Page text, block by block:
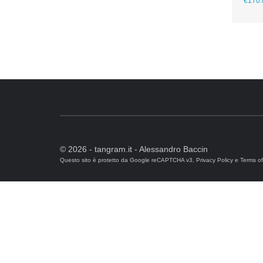
© 2026 - tangram.it - Alessandro Baccin
Questo sito è protetto da Google reCAPTCHA v3, Privacy Policy e Terms